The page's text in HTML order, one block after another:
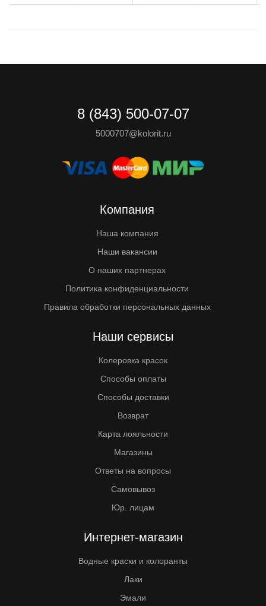
8 (843) 500-07-07
5000707@kolorit.ru
Компания
Наша компания
Наши вакансии
О наших партнерах
Политика конфиденциальности
Правила обработки персональных данных
Наши сервисы
Колеровка красок
Способы оплаты
Способы доставки
Возврат
Карта лояльности
Магазины
Ответы на вопросы
Самовывоз
Юр. лицам
Интернет-магазин
Водные краски и колоранты
Лаки
Эмали